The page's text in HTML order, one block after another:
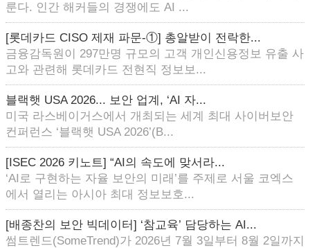
룬다. 인간 해커들의 경쟁에도 AI ...
[롯데카드 CISO 제재 파문-①] 총알받이 전락한...
금융감독원이 297만명 규모의 고객 개인신용정보 유출 사
고와 관련해 롯데카드 전현직 정보보...
블랙햇 USA 2026... 보안 업계, ‘AI 자...
미국 라스베이거스에서 개최되는 세계 최대 사이버보안
컨퍼런스 ‘블랙햇 USA 2026’(B...
[ISEC 2026 키노트] “AI의 속도에 맞서라...
‘AI로 구현하는 자율 보안의 미래’를 주제로 서울 코엑스
에서 열리는 아시아 최대 정보보호...
[배종찬의 보안 빅데이터] ‘참교육’ 담당하는 AI...
썸트렌드(SomeTrend)가 2026년 7월 3일부터 8월 2일까지